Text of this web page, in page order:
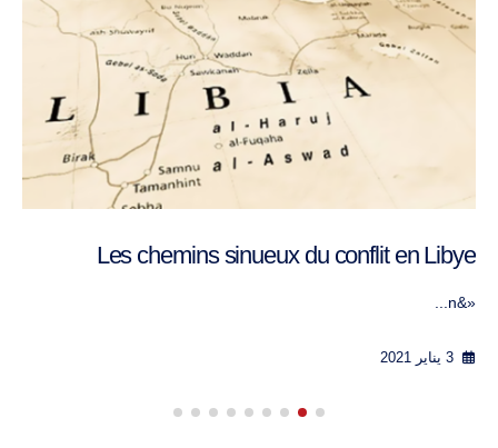
Les chemins sinueux du conflit en Libye
«&n...